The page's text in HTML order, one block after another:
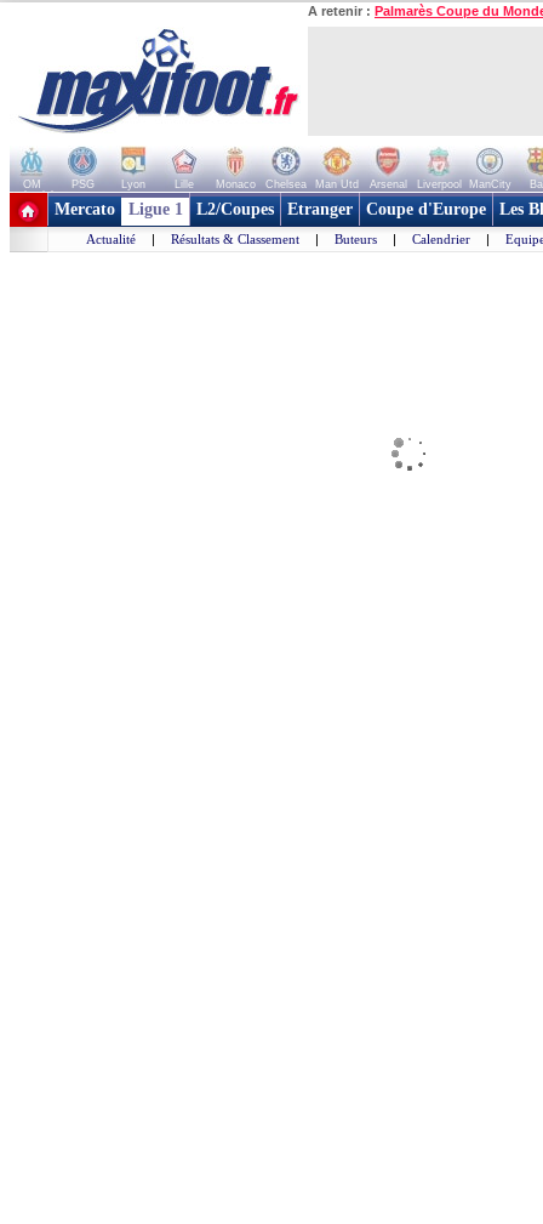
A retenir : Palmarès Coupe du
OM PSG Lyon Lille Monaco Chelsea Man Utd Arsenal Liverpool ManCity
+ de clubs
Mercato Ligue 1 L2/Coupes Etranger Coupe d'Europe Les
Actualité | Résultats & Classement | Buteurs | Calendrier |